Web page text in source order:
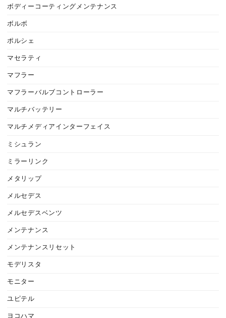
ボディーコーティングメンテナンス
ボルボ
ポルシェ
マセラティ
マフラー
マフラーバルブコントローラー
マルチバッテリー
マルチメディアインターフェイス
ミシュラン
ミラーリンク
メタリップ
メルセデス
メルセデスベンツ
メンテナンス
メンテナンスリセット
モデリスタ
モニター
ユピテル
ヨコハマ